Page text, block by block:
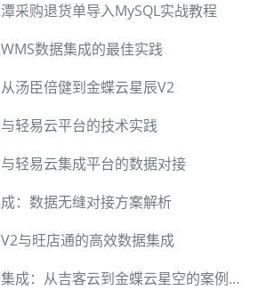
采购退货单导入MySQL实战教程
数据集成的最佳实践
汤臣倍健到金蝶云星辰V2
轻易云平台的技术实践
轻易云集成平台的数据对接
：数据无缝对接方案解析
与旺店通的高效数据集成
实现快速高效的数据集成：从吉客云到金蝶云星空的案例分析